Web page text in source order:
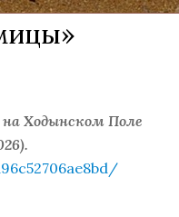
Ходынском Поле